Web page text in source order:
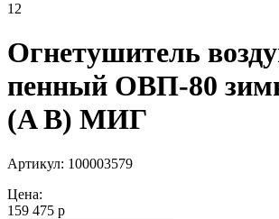
12
Огнетушитель
пенный ОВП-80
(A B) МИГ
Артикул: 100003579
Цена:
159 475 р